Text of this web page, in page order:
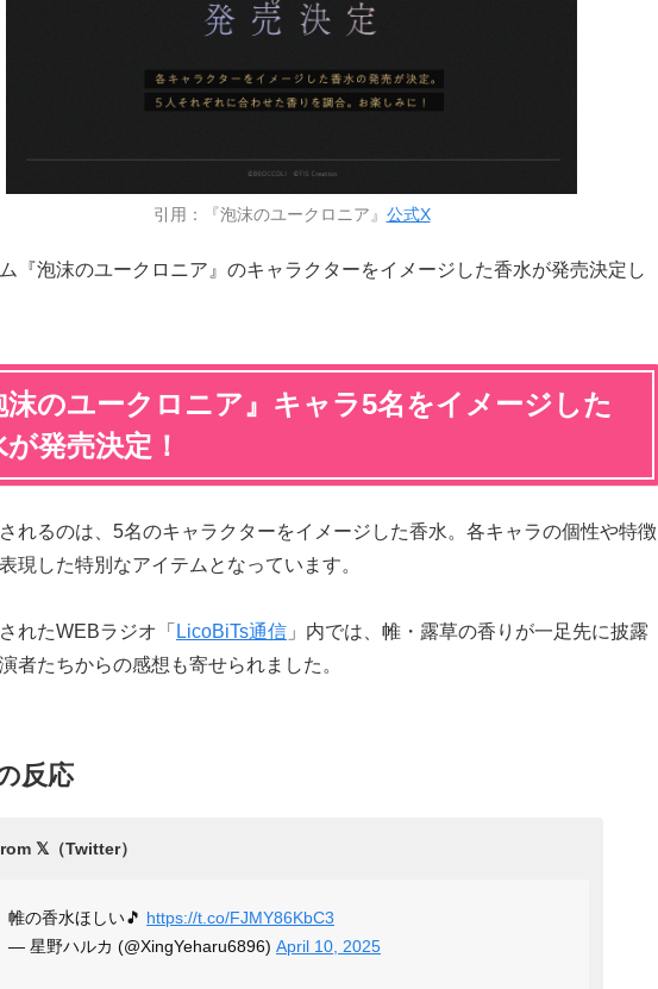
引用：『泡沫のユークロニア』 公式X
『泡沫のユークロニア』のキャラクターをイメージした香水が発売決定し
沫のユークロニア』キャラ5名をイメージした
発売決定！
れるのは、5名のキャラクターをイメージした香水。各キャラの個性や特徴
現した特別なアイテムとなっています。
れたWEBラジオ「 LicoBiTs通信 」内では、帷・露草の香りが一足先に披露
者たちからの感想も寄せられました。
反応
帷の香水ほしい🎵 https://t.co/FJMY86KbC3
— 星野ハルカ (@XingYeharu6896) April 10, 2025